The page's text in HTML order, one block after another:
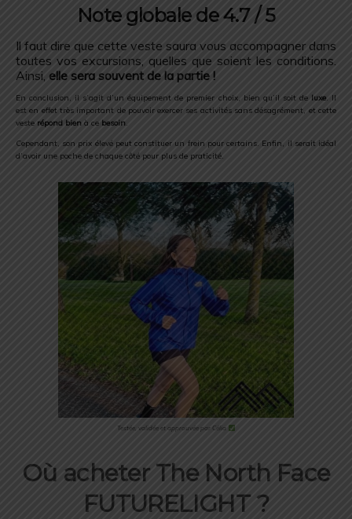
Note globale de 4.7 / 5
Il faut dire que cette veste saura vous accompagner dans
toutes vos excursions, quelles que soient les conditions.
Ainsi, elle sera souvent de la partie !
En conclusion, il s’agit d’un équipement de premier choix, bien qu’il soit de luxe. Il
est en effet très important de pouvoir exercer ses activités sans désagrément, et cette
veste répond bien à ce besoin.
Cependant, son prix élevé peut constituer un frein pour certains. Enfin, il serait idéal
d’avoir une poche de chaque côté pour plus de praticité.
Testée, validée et approuvée par Célia
Où acheter The North Face
FUTURELIGHT ?